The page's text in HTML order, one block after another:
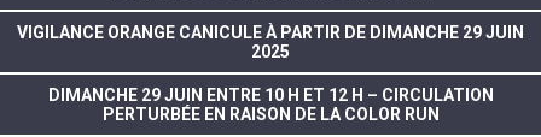
VIGILANCE ORANGE CANICULE À PARTIR DE DIMANCHE 29 JUIN
2025
DIMANCHE 29 JUIN ENTRE 10 H ET 12 H – CIRCULATION
PERTURBÉE EN RAISON DE LA COLOR RUN